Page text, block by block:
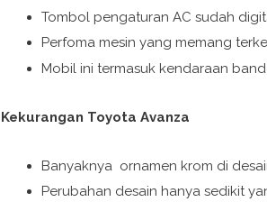
Tombol pengaturan AC sudah
Perfoma mesin yang memang
Mobil ini termasuk kendaraan
Kekurangan Toyota Avanza
Banyaknya ornamen krom di
Perubahan desain hanya sedikit